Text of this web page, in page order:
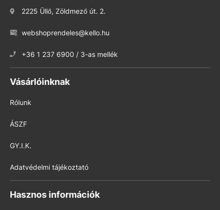
2225 Üllő, Zöldmező út. 2.
webshoprendeles@kello.hu
+36 1 237 6900 / 3-as mellék
Vásárlóinknak
Rólunk
ÁSZF
GY.I.K.
Adatvédelmi tájékoztató
Hasznos információk